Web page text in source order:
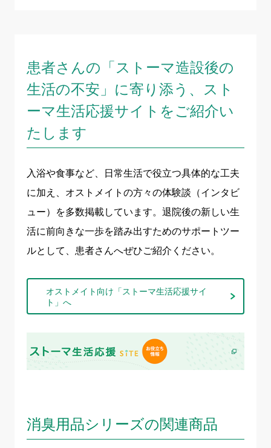
患者さんの「ストーマ造設後の
生活の不安」に寄り添う、スト
ーマ生活応援サイトをご紹介い
たします
入浴や食事など、日常生活で役立つ具体的な工夫
に加え、オストメイトの方々の体験談（インタビ
ュー）を多数掲載しています。退院後の新しい生
活に前向きな一歩を踏み出すためのサポートツー
ルとして、患者さんへぜひご紹介ください。
オストメイト向け「ストーマ生活応援サイ
ト」へ
消臭用品シリーズの関連商品